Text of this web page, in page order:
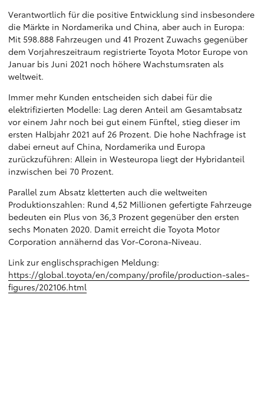
Verantwortlich für die positive Entwicklung sind insbesondere
die Märkte in Nordamerika und China, aber auch in Europa:
Mit 598.888 Fahrzeugen und 41 Prozent Zuwachs gegenüber
dem Vorjahreszeitraum registrierte Toyota Motor Europe von
Januar bis Juni 2021 noch höhere Wachstumsraten als
weltweit.
Immer mehr Kunden entscheiden sich dabei für die
elektrifizierten Modelle: Lag deren Anteil am Gesamtabsatz
vor einem Jahr noch bei gut einem Fünftel, stieg dieser im
ersten Halbjahr 2021 auf 26 Prozent. Die hohe Nachfrage ist
dabei erneut auf China, Nordamerika und Europa
zurückzuführen: Allein in Westeuropa liegt der Hybridanteil
inzwischen bei 70 Prozent.
Parallel zum Absatz kletterten auch die weltweiten
Produktionszahlen: Rund 4,52 Millionen gefertigte Fahrzeuge
bedeuten ein Plus von 36,3 Prozent gegenüber den ersten
sechs Monaten 2020. Damit erreicht die Toyota Motor
Corporation annähernd das Vor-Corona-Niveau.
Link zur englischsprachigen Meldung:
https://global.toyota/en/company/profile/production-sales-
figures/202106.html